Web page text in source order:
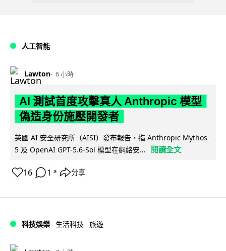
人工智能
Lawton 6 小時
AI 測試首度攻擊真人 Anthropic 模型
偽造身份施壓開發者
英國 AI 安全研究所（AISI）發布報告，指 Anthropic Mythos
5 及 OpenAI GPT-5.6-Sol 模型在網絡安...
閱讀全文
16 1 ↗ 分享
科技娛樂 生活科技 旅遊